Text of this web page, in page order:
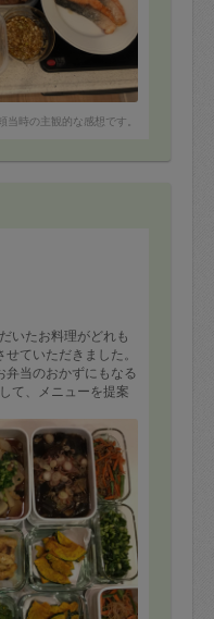
当時の主観的な感想です。
いたお料理がどれも
ていただきました。
当のおかずにもなる
て、メニューを提案
つレモン風味
揚げ香菜添え
め